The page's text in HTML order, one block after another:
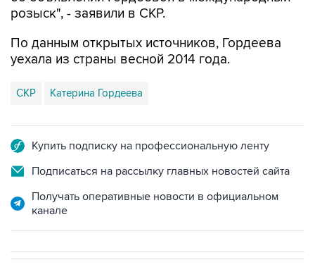
По данным открытых источников, Гордеева
СКР Катерина Гордеева
Подписаться на рассылку главных новостей сайта
Получать оперативные новости в официальном